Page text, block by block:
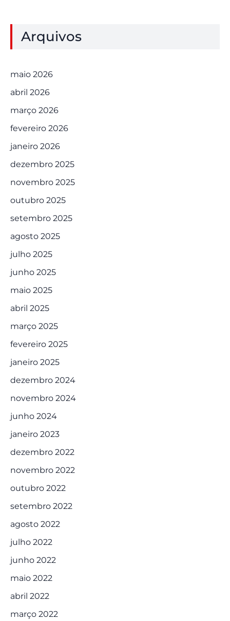
Arquivos
maio 2026
abril 2026
março 2026
fevereiro 2026
janeiro 2026
dezembro 2025
novembro 2025
outubro 2025
setembro 2025
agosto 2025
julho 2025
junho 2025
maio 2025
abril 2025
março 2025
fevereiro 2025
janeiro 2025
dezembro 2024
novembro 2024
junho 2024
janeiro 2023
dezembro 2022
novembro 2022
outubro 2022
setembro 2022
agosto 2022
julho 2022
junho 2022
maio 2022
abril 2022
março 2022